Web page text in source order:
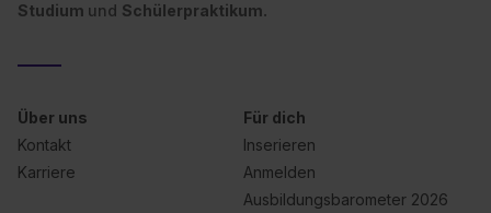
Studium und Schülerpraktikum.
Über uns
Kontakt
Karriere
Für dich
Inserieren
Anmelden
Ausbildungsbarometer 2026